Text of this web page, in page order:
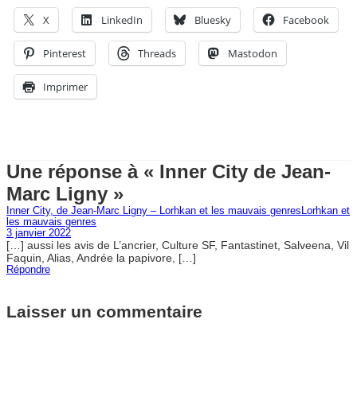
X LinkedIn Bluesky Facebook
Pinterest Threads Mastodon
Imprimer
Une réponse à « Inner City de Jean-
Marc Ligny »
Inner City, de Jean-Marc Ligny – Lorhkan et les mauvais genresLorhkan et
les mauvais genres
3 janvier 2022
[…] aussi les avis de L’ancrier, Culture SF, Fantastinet, Salveena, Vil
Faquin, Alias, Andrée la papivore, […]
Répondre
Laisser un commentaire